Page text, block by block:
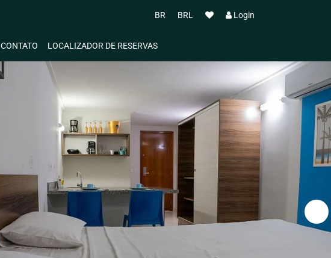
BR BRL Login
CONTATO LOCALIZADOR DE RESERVAS